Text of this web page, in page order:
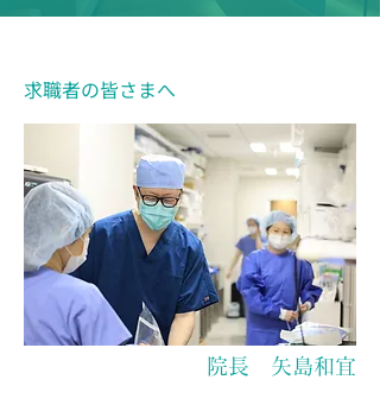
求職者の皆さまへ
院長 矢島和宜